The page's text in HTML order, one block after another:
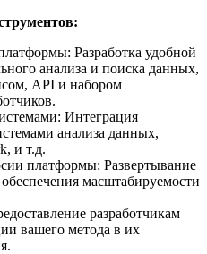
Разработка удобной
анализа и поиска данных,
API и набором
Интеграция
анализа данных,
и т.д.
платформы: Развертывание
масштабируемости
разработчикам
вашего метода в их